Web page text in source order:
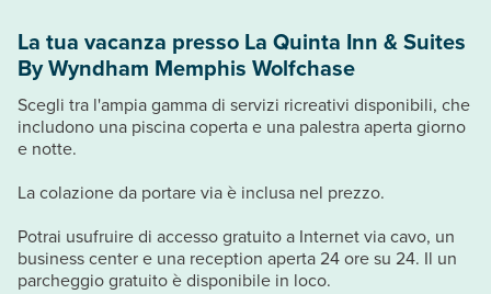
La tua vacanza presso La Quinta Inn & Suites
By Wyndham Memphis Wolfchase
Scegli tra l'ampia gamma di servizi ricreativi disponibili, che
includono una piscina coperta e una palestra aperta giorno
e notte.
La colazione da portare via è inclusa nel prezzo.
Potrai usufruire di accesso gratuito a Internet via cavo, un
business center e una reception aperta 24 ore su 24. Il un
parcheggio gratuito è disponibile in loco.